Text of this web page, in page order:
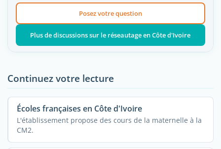
Posez votre question
Plus de discussions sur le réseautage en Côte d'Ivoire
Continuez votre lecture
Écoles françaises en Côte d'Ivoire
L'établissement propose des cours de la maternelle à la
CM2.